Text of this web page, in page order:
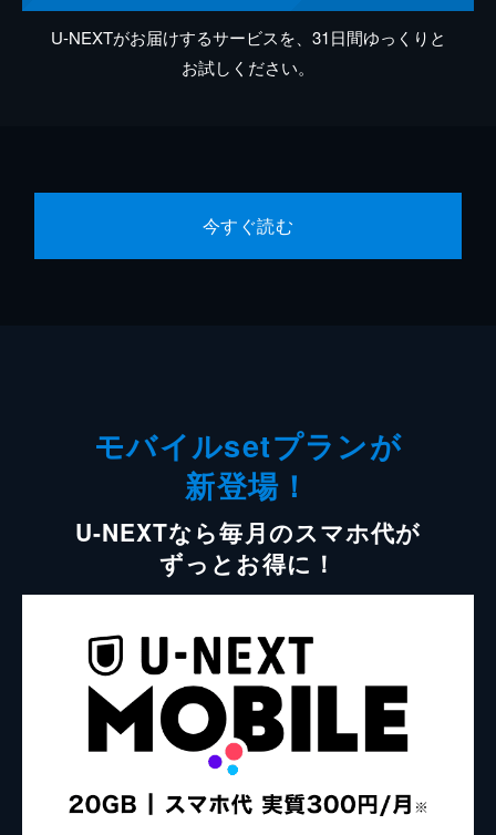
U-NEXTがお届けするサービスを、31日間ゆっくりと
お試しください。
今すぐ読む
モバイルsetプランが
新登場！
U-NEXTなら毎月のスマホ代が
ずっとお得に！